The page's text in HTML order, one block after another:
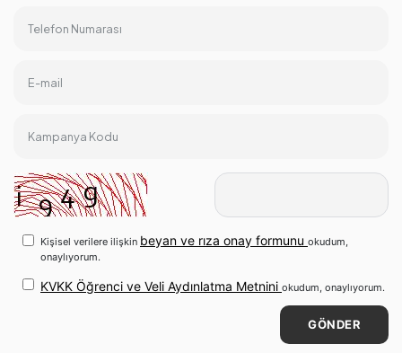
Telefon Numarası
E-mail
Kampanya Kodu
Kişisel verilere ilişkin beyan ve rıza onay formunu okudum,
onaylıyorum.
KVKK Öğrenci ve Veli Aydınlatma Metnini okudum, onaylıyorum.
GÖNDER